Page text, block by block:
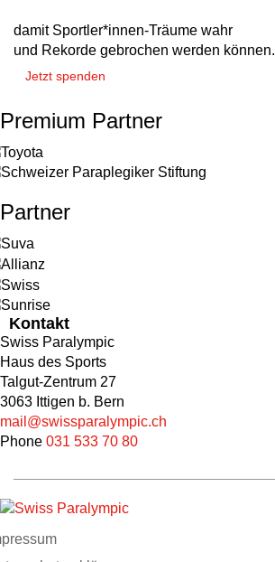
damit Sportler*innen-Träume wahr
und Rekorde gebrochen werden können.
Jetzt spenden
Premium Partner
Partner
Kontakt
Swiss Paralympic
Haus des Sports
Talgut-Zentrum 27
3063 Ittigen b. Bern
mail@swissparalympic.ch
Phone 031 533 70 80